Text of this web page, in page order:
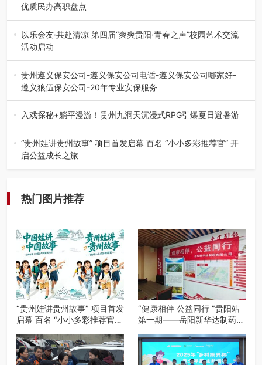
优质民办高职盘点
在贵州省高考志愿填报体系中，200至300分数段考生可选择
的省内工科、新能源汽车…
以乐会友·共赴清凉 第四届“爽爽贵阳·青春之声”校园艺术交流
活动启动
七月的贵阳，清风送爽，第四届“爽爽贵阳·青春之声”校园管
弦乐（合唱）艺术交流活动…
贵州遵义保安公司-遵义保安公司电话-遵义保安公司哪家好-
遵义狼伍保安公司-20年专业安保服务
在遵义，不管是企业园区运营、小区物业管理、建筑工地施
工、商业商场经营，还是举办各…
入戏探秘+躺平漫游！贵州九洞天沉浸式RPG引爆夏日避暑游
入伏后的贵州，清凉依旧。而在毕节深处的九洞天景区，贵
州首个水上喀斯特沉浸式RPG…
“贵州娃讲贵州故事” 项目首发启幕 百名 “小小多彩推荐官” 开
启公益成长之旅
热门图片推荐
“贵州娃讲贵州故事” 项目首发
启幕 百名 “小小多彩推荐官”
“健康相伴 公益同行 ”贵阳站
第一期——岳阳新华达制药贵